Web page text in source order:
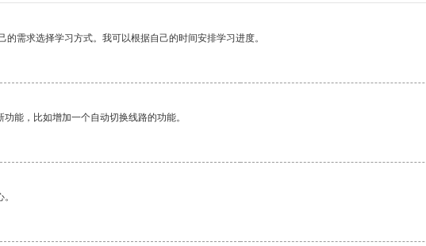
需求选择学习方式。我可以根据自己的时间安排学习进度。
能，比如增加一个自动切换线路的功能。